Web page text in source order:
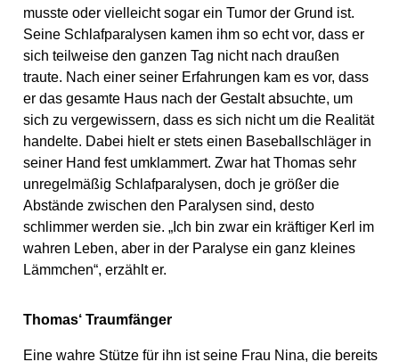
musste oder vielleicht sogar ein Tumor der Grund ist.
Seine Schlafparalysen kamen ihm so echt vor, dass er
sich teilweise den ganzen Tag nicht nach draußen
traute. Nach einer seiner Erfahrungen kam es vor, dass
er das gesamte Haus nach der Gestalt absuchte, um
sich zu vergewissern, dass es sich nicht um die Realität
handelte. Dabei hielt er stets einen Baseballschläger in
seiner Hand fest umklammert. Zwar hat Thomas sehr
unregelmäßig Schlafparalysen, doch je größer die
Abstände zwischen den Paralysen sind, desto
schlimmer werden sie. „Ich bin zwar ein kräftiger Kerl im
wahren Leben, aber in der Paralyse ein ganz kleines
Lämmchen“, erzählt er.
Thomas‘ Traumfänger
Eine wahre Stütze für ihn ist seine Frau Nina, die bereits